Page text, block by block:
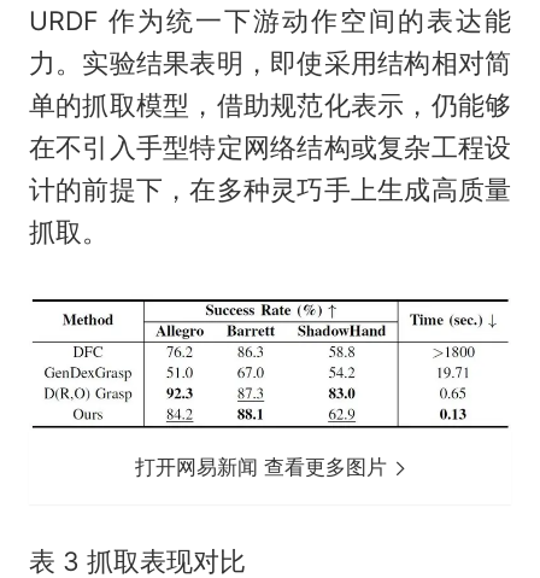
URDF 作为统一下游动作空间的表达能
力。实验结果表明，即使采用结构相对简
单的抓取模型，借助规范化表示，仍能够
在不引入手型特定网络结构或复杂工程设
计的前提下，在多种灵巧手上生成高质量
抓取。
打开网易新闻 查看更多图片
表 3 抓取表现对比